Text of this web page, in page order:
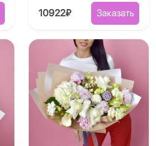
10922₽ Заказать